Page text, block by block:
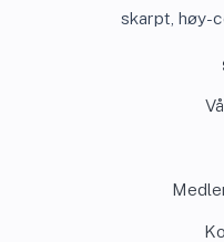
skarpt, høy-